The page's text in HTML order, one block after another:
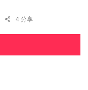
4 分享